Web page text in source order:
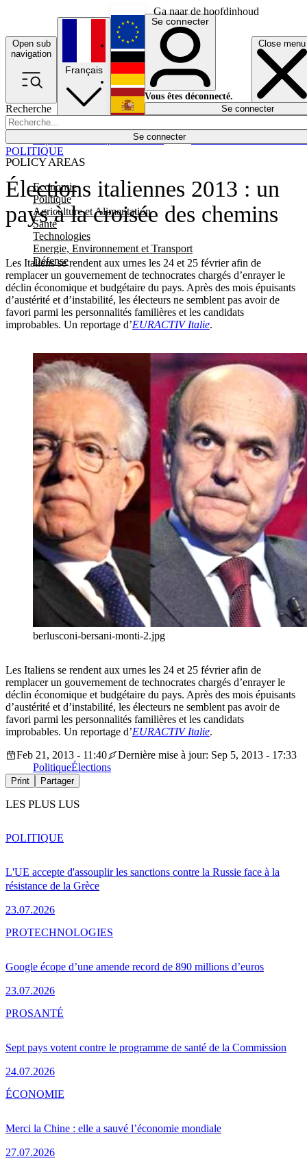
Ga naar de hoofdinhoud
Open sub
navigation
Close menu
Recherche
Se connecter
POLICY AREAS
Economie
Politique
Agriculture et Alimentation
Santé
Technologies
Energie, Environnement et Transport
Défense
Économie
Français
English
Deutsch
Español
Se connecter
Vous êtes déconnecté.
Se connecter
Élections italiennes 2013 : un
pays à la croisée des chemins
Les Italiens se rendent aux urnes les 24 et 25 février afin de
remplacer un gouvernement de technocrates chargés d’enrayer le
déclin économique et budgétaire du pays. Après des mois épuisants
d’austérité et d’instabilité, les électeurs ne semblent pas avoir de
favori parmi les personnalités familières et les candidats
improbables. Un reportage d’EURACTIVItalie.
POLITIQUE
berlusconi-bersani-monti-2.jpg
Les Italiens se rendent aux urnes les 24 et 25 février afin de
remplacer un gouvernement de technocrates chargés d’enrayer le
déclin économique et budgétaire du pays. Après des mois épuisants
d’austérité et d’instabilité, les électeurs ne semblent pas avoir de
favori parmi les personnalités familières et les candidats
improbables. Un reportage d’EURACTIVItalie.
Feb 21, 2013 - 11:40
Dernière mise à jour: Sep 5, 2013 - 17:33
PolitiqueÉlections
Print Partager
LES PLUS LUS
L'UE accepte d'assouplir les sanctions contre la Russie face à la
résistance de la Grèce
23.07.2026
POLITIQUE
Google écope d’une amende record de 890 millions d’euros
23.07.2026
PROTECHNOLOGIES
Sept pays votent contre le programme de santé de la Commission
24.07.2026
PROSANTÉ
Merci la Chine : elle a sauvé l’économie mondiale
27.07.2026
ÉCONOMIE